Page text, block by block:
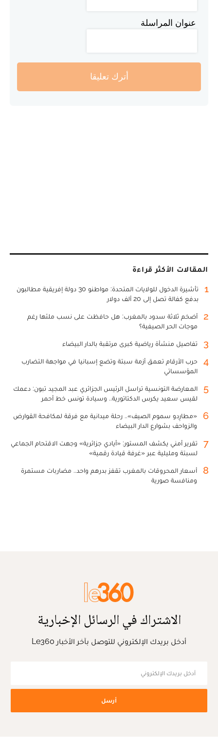
عنوان المراسلة
أترك تعليقا
المقالات الأكثر قراءة
1
تأشيرة الدخول للولايات المتحدة: مواطنو 30 دولة إفريقية مطالبون
بدفع كفالة تصل إلى 20 ألف دولار
2
أضخم ثلاثة سدود بالمغرب: هل حافظت على نسب ملئها رغم
موجات الحر الصيفية؟
3 تفاصيل منشأة رياضية كبرى مرتقبة بالدار البيضاء
4
حرب الأرقام تعمق أزمة سبتة وتضع إسبانيا في مواجهة التضارب
المؤسساتي
5
المعارضة التونسية تراسل الرئيس الجزائري عبد المجيد تبون: دعمك
لقيس سعيد يكرس الدكتاتورية.. وسيادة تونس خط أحمر
6
«مطارِدو سموم الصيف».. رحلة ميدانية مع فرقة لمكافحة القوارض
والزواحف بشوارع الدار البيضاء
7
تقرير أمني يكشف المستور: «أيادي جزائرية» وجهت الاقتحام الجماعي
لسبتة ومليلية عبر «غرفة قيادة رقمية»
8
أسعار المحروقات بالمغرب تقفز بدرهم واحد.. مضاربات مستمرة
ومنافسة صورية
الاشتراك في الرسائل الإخبارية
أدخل بريدك الإلكتروني للتوصل بآخر الأخبار Le360
أرسل